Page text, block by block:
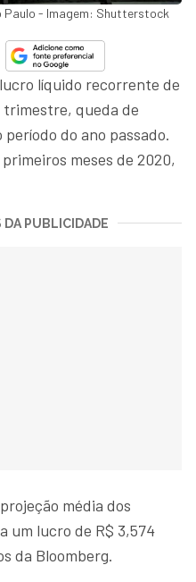
Paulo - Imagem: Shutterstock
líquido recorrente de
trimestre, queda de
do ano passado.
meses de 2020,
PUBLICIDADE
média dos
um lucro de R$ 3,574
da Bloomberg.